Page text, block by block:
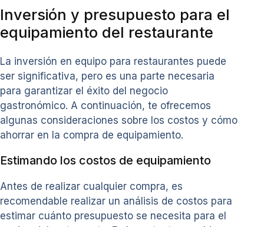
Inversión y presupuesto para el
equipamiento del restaurante
La inversión en equipo para restaurantes puede
ser significativa, pero es una parte necesaria
para garantizar el éxito del negocio
gastronómico. A continuación, te ofrecemos
algunas consideraciones sobre los costos y cómo
ahorrar en la compra de equipamiento.
Estimando los costos de equipamiento
Antes de realizar cualquier compra, es
recomendable realizar un análisis de costos para
estimar cuánto presupuesto se necesita para el